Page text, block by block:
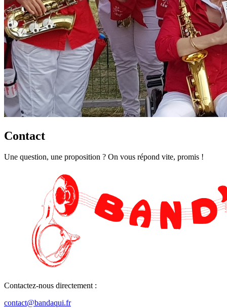
Contact
Une question, une proposition ? On vous répond vite, promis !
Contactez-nous directement :
contact@bandaqui.fr